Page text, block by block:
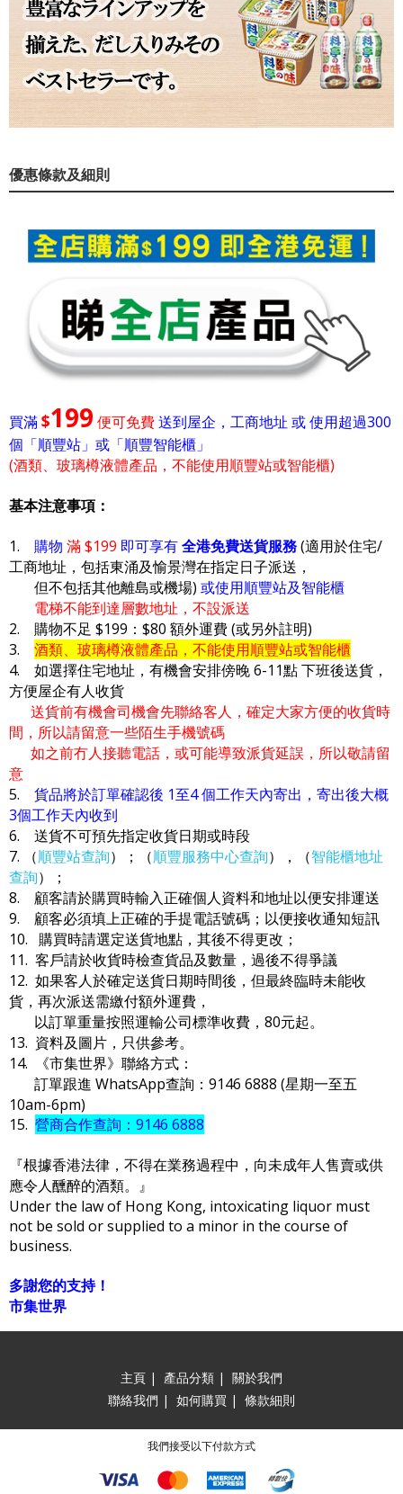
優惠條款及細則
買滿$199 便可免費送到屋企，工商地址 或 使用超過300
個「順豐站」或「順豐智能櫃」
(酒類、玻璃樽液體產品，不能使用順豐站或智能櫃)
基本注意事項：
1. 購物 滿 $199 即可享有全港免費送貨服務(適用於住宅/
工商地址，包括東涌及愉景灣在指定日子派送，
但不包括其他離島或機場) 或使用順豐站及智能櫃
電梯不能到達層數地址，不設派送
2. 購物不足 $199：$80 額外運費 (或另外註明)
3. 酒類、玻璃樽液體產品，不能使用順豐站或智能櫃
4. 如選擇住宅地址，有機會安排傍晚 6-11點 下班後送貨，
方便屋企有人收貨
送貨前有機會司機會先聯絡客人，確定大家方便的收貨時
間，所以請留意一些陌生手機號碼
如之前冇人接聽電話，或可能導致派貨延誤，所以敬請留
意
5. 貨品將於訂單確認後 1至4 個工作天內寄出，寄出後大概
3個工作天內收到
6. 送貨不可預先指定收貨日期或時段
7. （順豐站查詢）；（順豐服務中心查詢），（智能櫃地址
查詢）；
8. 顧客請於購買時輸入正確個人資料和地址以便安排運送
9. 顧客必須填上正確的手提電話號碼；以便接收通知短訊
10. 購買時請選定送貨地點，其後不得更改；
11. 客戶請於收貨時檢查貨品及數量，過後不得爭議
12. 如果客人於確定送貨日期時間後，但最終臨時未能收
貨，再次派送需繳付額外運費，
以訂單重量按照運輸公司標準收費，80元起。
13. 資料及圖片，只供參考。
14. 《市集世界》聯絡方式：
訂單跟進 WhatsApp查詢：9146 6888 (星期一至五
10am-6pm)
15. 營商合作查詢：9146 6888
『根據香港法律，不得在業務過程中，向未成年人售賣或供
應令人醺醉的酒類。』
Under the law of Hong Kong, intoxicating liquor must
not be sold or supplied to a minor in the course of
business.
多謝您的支持！
市集世界
主頁 | 產品分類 | 關於我們
聯絡我們 | 如何購買 | 條款細則
我們接受以下付款方式